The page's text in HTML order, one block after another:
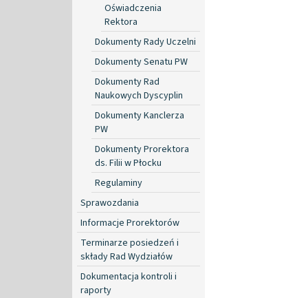
Oświadczenia
Rektora
Dokumenty Rady Uczelni
Dokumenty Senatu PW
Dokumenty Rad
Naukowych Dyscyplin
Dokumenty Kanclerza
PW
Dokumenty Prorektora
ds. Filii w Płocku
Regulaminy
Sprawozdania
Informacje Prorektorów
Terminarze posiedzeń i
składy Rad Wydziałów
Dokumentacja kontroli i
raporty